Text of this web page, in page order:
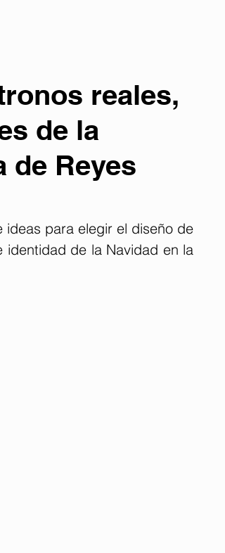
reales,
de la
de Reyes
ideas para elegir el diseño de
identidad de la Navidad en la